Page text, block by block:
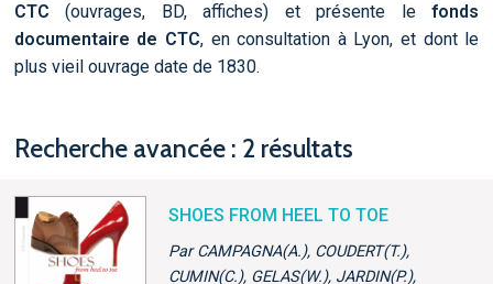
CTC (ouvrages, BD, affiches) et présente lefonds
documentaire de CTC, en consultation à Lyon, et dont le
plus vieil ouvrage date de 1830.
Recherche avancée : 2 résultats
SHOES FROM HEEL TO TOE
Par CAMPAGNA(A.), COUDERT(T.),
CUMIN(C.), GELAS(W.), JARDIN(P.),